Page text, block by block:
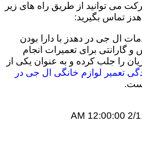
می توانید از طریق راه های زیر
تماس بگیرید:
ال جی در دهدز با دارا بودن
برای تعمیرات انجام
را جلب کرده و به عنوان یکی از
تعمیر لوازم خانگی ال جی در
2/11/